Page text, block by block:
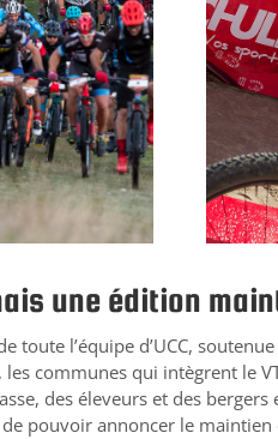
une édition
toute l’équipe d’UCC,
les communes qui intègrent le
des éleveurs et des
pouvoir annoncer le